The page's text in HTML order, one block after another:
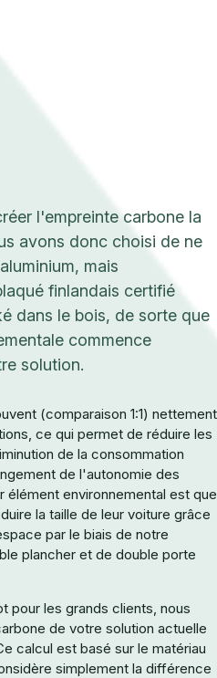
l'empreinte carbone la
avons donc choisi de ne
mais
finlandais certifié
dans le bois, de sorte que
commence
solution.
(comparaison 1:1) nettement
ce qui permet de réduire les
de la consommation
de l'autonomie des
élément environnemental est que
la taille de leur voiture grâce
par le biais de notre
plancher et de double porte
pour les grands clients, nous
de votre solution actuelle
calcul est basé sur le matériau
simplement la différence